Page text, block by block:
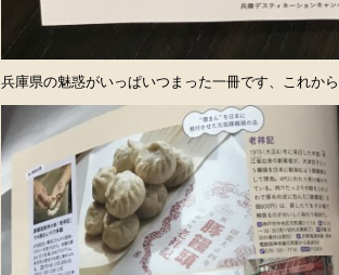
兵庫県の魅惑がいっぱいつまった一冊です、これか